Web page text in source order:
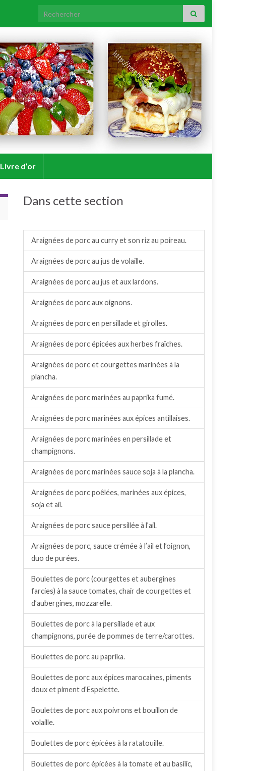
Search for:
Livre d’or
Dans cette section
Araignées de porc au curry et son riz au poireau.
Araignées de porc au jus de volaille.
Araignées de porc au jus et aux lardons.
Araignées de porc aux oignons.
Araignées de porc en persillade et girolles.
Araignées de porc épicées aux herbes fraîches.
Araignées de porc et courgettes marinées à la
plancha.
Araignées de porc marinées au paprika fumé.
Araignées de porc marinées aux épices antillaises.
Araignées de porc marinées en persillade et
champignons.
Araignées de porc marinées sauce soja à la plancha.
Araignées de porc poêlées, marinées aux épices,
soja et ail.
Araignées de porc sauce persillée à l’ail.
Araignées de porc, sauce crémée à l’ail et l’oignon,
duo de purées.
Boulettes de porc (courgettes et aubergines
farcies) à la sauce tomates, chair de courgettes et
d’aubergines, mozzarelle.
Boulettes de porc à la persillade et aux
champignons, purée de pommes de terre/carottes.
Boulettes de porc au paprika.
Boulettes de porc aux épices marocaines, piments
doux et piment d’Espelette.
Boulettes de porc aux poivrons et bouillon de
volaille.
Boulettes de porc épicées à la ratatouille.
Boulettes de porc épicées à la tomate et au basilic,